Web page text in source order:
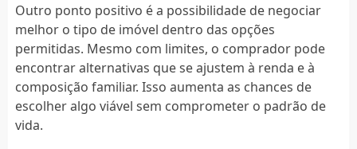
Outro ponto positivo é a possibilidade de negociar
melhor o tipo de imóvel dentro das opções
permitidas. Mesmo com limites, o comprador pode
encontrar alternativas que se ajustem à renda e à
composição familiar. Isso aumenta as chances de
escolher algo viável sem comprometer o padrão de
vida.